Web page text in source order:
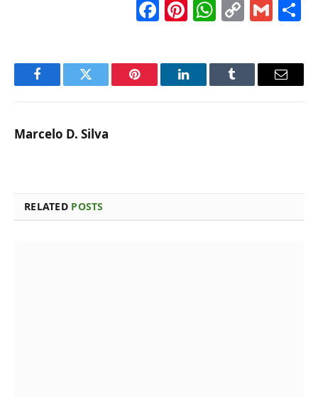
Facebook
Pinterest
Copy
FacebookTwitter Pinterest LinkedInTumblr Email
Marcelo D. Silva
RELATED POSTS